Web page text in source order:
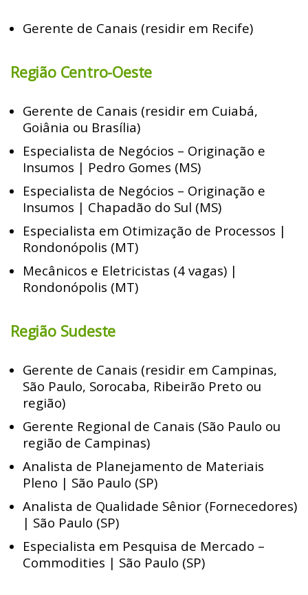
Gerente de Canais (residir em Recife)
Região Centro-Oeste
Gerente de Canais (residir em Cuiabá,
Goiânia ou Brasília)
Especialista de Negócios – Originação e
Insumos | Pedro Gomes (MS)
Especialista de Negócios – Originação e
Insumos | Chapadão do Sul (MS)
Especialista em Otimização de Processos |
Rondonópolis (MT)
Mecânicos e Eletricistas (4 vagas) |
Rondonópolis (MT)
Região Sudeste
Gerente de Canais (residir em Campinas,
São Paulo, Sorocaba, Ribeirão Preto ou
região)
Gerente Regional de Canais (São Paulo ou
região de Campinas)
Analista de Planejamento de Materiais
Pleno | São Paulo (SP)
Analista de Qualidade Sênior (Fornecedores)
| São Paulo (SP)
Especialista em Pesquisa de Mercado –
Commodities | São Paulo (SP)